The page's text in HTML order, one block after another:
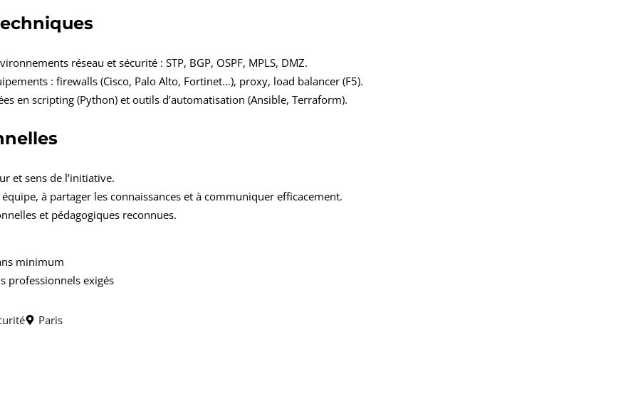
réseau et sécurité : STP, BGP, OSPF, MPLS, DMZ.
: firewalls (Cisco, Palo Alto, Fortinet…), proxy, load balancer (F5).
en scripting (Python) et outils d’automatisation (Ansible, Terraform).
et sens de l’initiative.
à partager les connaissances et à communiquer efficacement.
et pédagogiques reconnues.
minimum
professionnels exigés
Paris